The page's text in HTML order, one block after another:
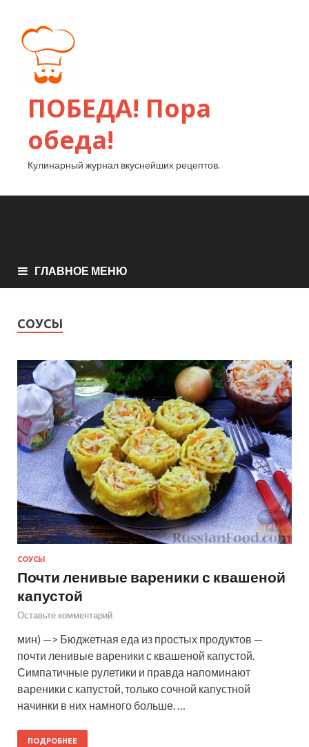
ПОБЕДА! Пора
обеда!
Кулинарный журнал вкуснейших рецептов.
ГЛАВНОЕ МЕНЮ
СОУСЫ
СОУСЫ
Почти ленивые вареники с квашеной
капустой
Оставьте комментарий
мин) —> Бюджетная еда из простых продуктов —
почти ленивые вареники с квашеной капустой.
Симпатичные рулетики и правда напоминают
вареники с капустой, только сочной капустной
начинки в них намного больше. …
ПОДРОБНЕЕ